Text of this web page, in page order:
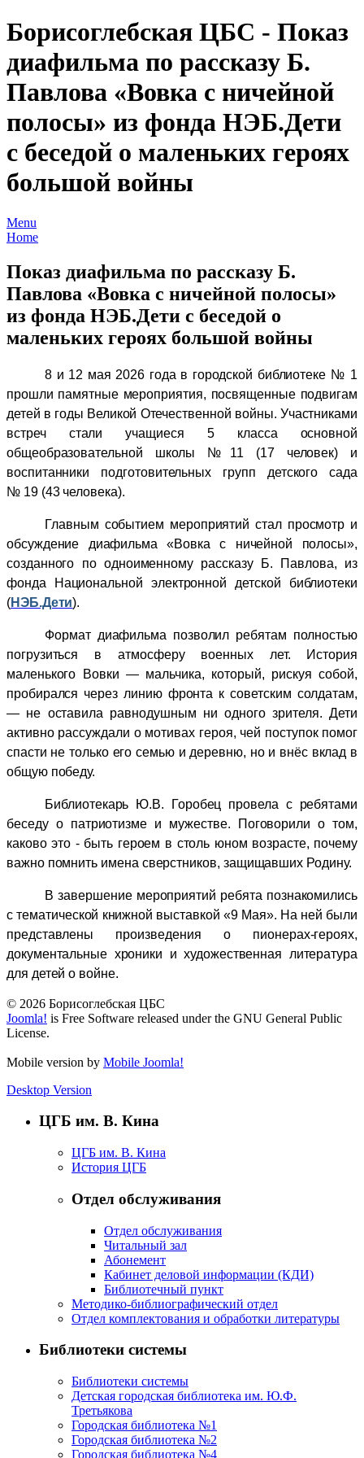
Борисоглебская ЦБС - Показ
диафильма по рассказу Б.
Павлова «Вовка с ничейной
полосы» из фонда НЭБ.Дети
с беседой о маленьких героях
большой войны
Menu
Home
Показ диафильма по рассказу Б.
Павлова «Вовка с ничейной полосы»
из фонда НЭБ.Дети с беседой о
маленьких героях большой войны
8 и 12 мая 2026 года в городской библиотеке № 1
прошли памятные мероприятия, посвященные подвигам
детей в годы Великой Отечественной войны. Участниками
встреч стали учащиеся 5 класса основной
общеобразовательной школы №11 (17 человек) и
воспитанники подготовительных групп детского сада
№ 19 (43 человека).
Главным событием мероприятий стал просмотр и
обсуждение диафильма «Вовка с ничейной полосы»,
созданного по одноименному рассказу Б. Павлова, из
фонда Национальной электронной детской библиотеки
(НЭБ.Дети).
Формат диафильма позволил ребятам полностью
погрузиться в атмосферу военных лет. История
маленького Вовки — мальчика, который, рискуя собой,
пробирался через линию фронта к советским солдатам,
— не оставила равнодушным ни одного зрителя. Дети
активно рассуждали о мотивах героя, чей поступок помог
спасти не только его семью и деревню, но и внёс вклад в
общую победу.
Библиотекарь Ю.В. Горобец провела с ребятами
беседу о патриотизме и мужестве. Поговорили о том,
каково это - быть героем в столь юном возрасте, почему
важно помнить имена сверстников, защищавших Родину.
В завершение мероприятий ребята познакомились
с тематической книжной выставкой «9 Мая». На ней были
представлены произведения о пионерах-героях,
документальные хроники и художественная литература
для детей о войне.
© 2026 Борисоглебская ЦБС
Joomla! is Free Software released under the GNU General Public
License.
Mobile version by Mobile Joomla!
Desktop Version
ЦГБ им. В. Кина
ЦГБ им. В. Кина
История ЦГБ
Отдел обслуживания
Отдел обслуживания
Читальный зал
Абонемент
Кабинет деловой информации (КДИ)
Библиотечный пункт
Методико-библиографический отдел
Отдел комплектования и обработки литературы
Библиотеки системы
Библиотеки системы
Детская городская библиотека им. Ю.Ф.
Третьякова
Городская библиотека №1
Городская библиотека №2
Городская библиотека №4